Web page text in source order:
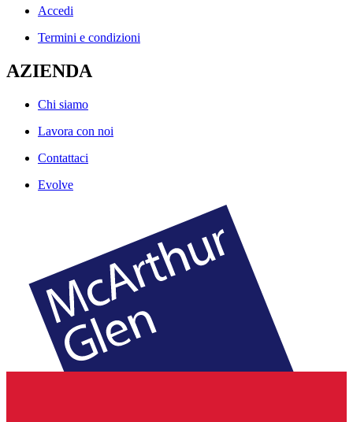
Accedi
Termini e condizioni
AZIENDA
Chi siamo
Lavora con noi
Contattaci
Evolve